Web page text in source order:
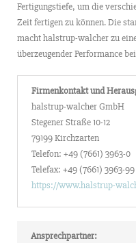
Fertigungstiefe, um die
Zeit fertigen zu können. Die
macht halstrup-walcher zu
überzeugender Performance
Firmenkontakt und
halstrup-walcher GmbH
Stegener Straße 10-12
79199 Kirchzarten
Telefon: +49 (7661) 3963-0
Telefax: +49 (7661) 3963-99
https://www.halstrup-
Ansprechpartner: